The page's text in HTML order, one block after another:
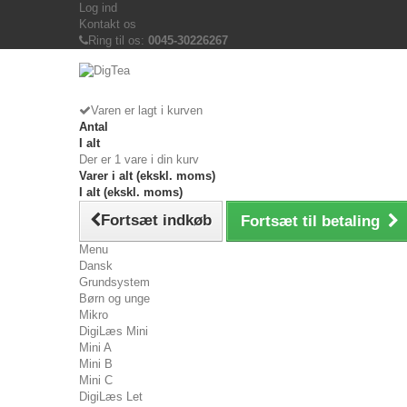
Log ind
Kontakt os
Ring til os: 0045-30226267
Varen er lagt i kurven
Antal
I alt
Der er 1 vare i din kurv
Varer i alt (ekskl. moms)
I alt (ekskl. moms)
Fortsæt indkøb Fortsæt til betaling
Menu
Dansk
Grundsystem
Børn og unge
Mikro
DigiLæs Mini
Mini A
Mini B
Mini C
DigiLæs Let